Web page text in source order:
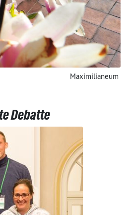
Maximilianeum
Debatte